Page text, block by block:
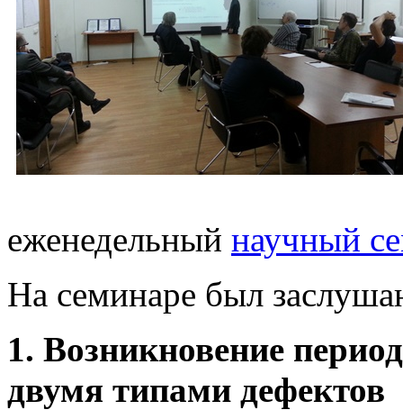
еженедельный научный
На семинаре был
1. Возникновение
двумя типами дефектов